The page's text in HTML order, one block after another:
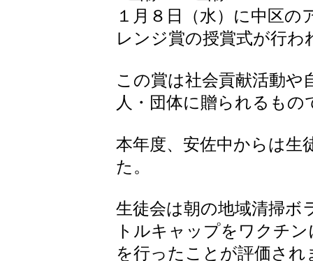
１月８日（水）に中区
レンジ賞の授賞式が行わ
この賞は社会貢献活動や
人・団体に贈られるもの
本年度、安佐中からは生
た。
生徒会は朝の地域清掃ボ
トルキャップをワクチ
を行ったことが評価され